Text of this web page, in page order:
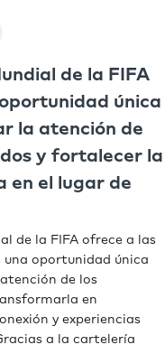
de la FIFA
única
la atención de
y fortalecer la
en el lugar de
de la FIFA ofrece a las
una oportunidad única
de los
en
y experiencias
a la cartelería